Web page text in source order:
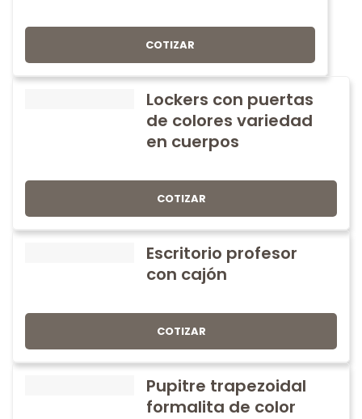
COTIZAR
Lockers con puertas
de colores variedad
en cuerpos
COTIZAR
Escritorio profesor
con cajón
COTIZAR
Pupitre trapezoidal
formalita de color